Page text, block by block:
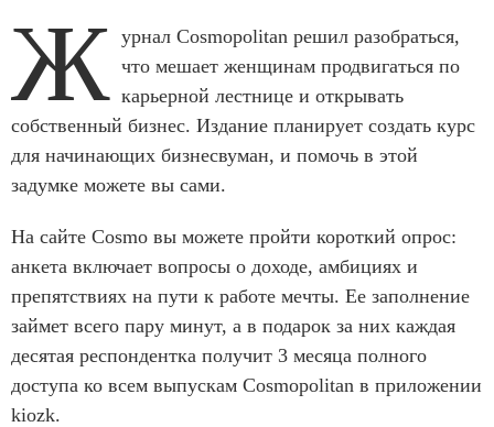
Ж урнал Cosmopolitan решил разобраться,
что мешает женщинам продвигаться по
карьерной лестнице и открывать
собственный бизнес. Издание планирует создать курс
для начинающих бизнесвуман, и помочь в этой
задумке можете вы сами.
На сайте Cosmo вы можете пройти короткий опрос:
анкета включает вопросы о доходе, амбициях и
препятствиях на пути к работе мечты. Ее заполнение
займет всего пару минут, а в подарок за них каждая
десятая респондентка получит 3 месяца полного
доступа ко всем выпускам Cosmopolitan в приложении
kiozk.